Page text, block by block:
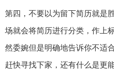
第四，不要以为留下简历就是
场就会将简历进行分类，作上
然委婉但是明确地告诉你不适
赶快寻找下家，还有什么是更